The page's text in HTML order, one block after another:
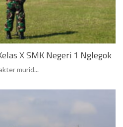
X SMK Negeri 1 Nglegok
murid...